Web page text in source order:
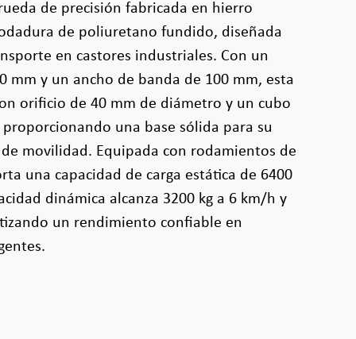
de precisión fabricada en hierro
de poliuretano fundido, diseñada
en castores industriales. Con un
mm y un ancho de banda de 100 mm, esta
orificio de 40 mm de diámetro y un cubo
una base sólida para su
movilidad. Equipada con rodamientos de
una capacidad de carga estática de 6400
dinámica alcanza 3200 kg a 6 km/h y
un rendimiento confiable en